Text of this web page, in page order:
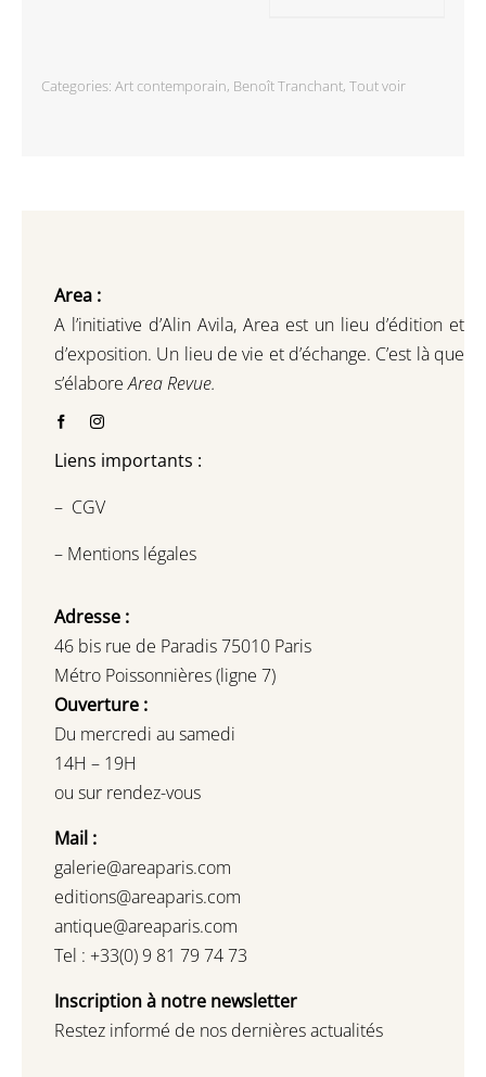
Categories: Art contemporain, Benoît Tranchant, Tout voir
Area :
A l’initiative d’Alin Avila, Area est un lieu d’édition et
d’exposition. Un lieu de vie et d’échange. C’est là que
s’élaboreArea Revue.
Liens importants :
– CGV
– Mentions légales
Adresse :
46 bis rue de Paradis 75010 Paris
Métro Poissonnières (ligne 7)
Ouverture :
Du mercredi au samedi
14H – 19H
ou sur rendez-vous
Mail :
galerie@areaparis.com
editions@areaparis.com
antique@areaparis.com
Tel : +33(0) 9 81 79 74 73
Inscription à notre newsletter
Restez informé de nos dernières actualités